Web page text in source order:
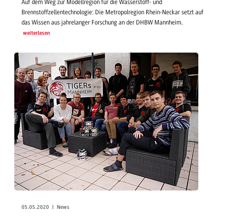
Auf dem Weg zur Modellregion für die Wasserstoff- und
Brennstoffzellentechnologie: Die Metropolregion Rhein-Neckar setzt auf
das Wissen aus jahrelanger Forschung an der DHBW Mannheim.
weiterlesen
05.05.2020 | News